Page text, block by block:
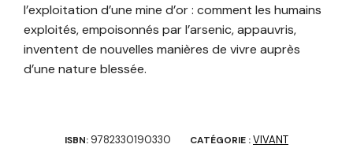
l’exploitation d’une mine d’or : comment les humains
exploités, empoisonnés par l’arsenic, appauvris,
inventent de nouvelles manières de vivre auprès
d’une nature blessée.
ISBN: 9782330190330 CATÉGORIE :VIVANT